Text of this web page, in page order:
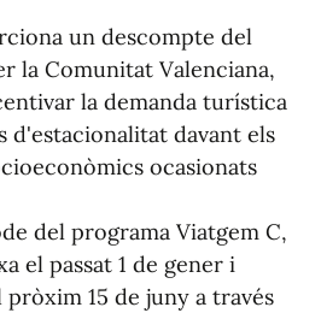
un descompte del
la Comunitat Valenciana,
la demanda turística
d'estacionalitat davant els
ocasionats
del programa Viatgem C,
el passat 1 de gener i
15 de juny a través